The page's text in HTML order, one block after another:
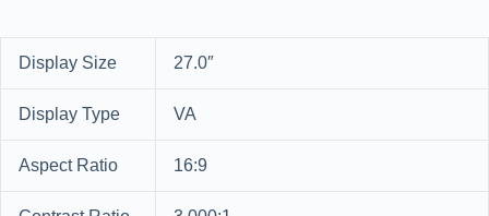
Display Size
27.0″
Display Type
VA
Aspect Ratio
16:9